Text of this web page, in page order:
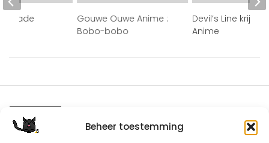
Beheer toestemming
Gouwe Ouwe Anime :
Bobo-bobo
Devil’s Line krijgt
Anime
made
Except where otherwise noted, the content by
©Silerna